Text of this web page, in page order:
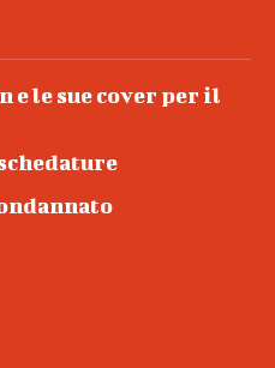
e le sue cover per il